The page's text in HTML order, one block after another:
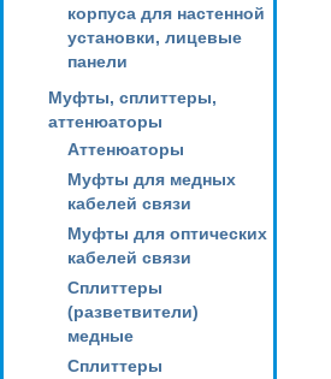
корпуса для настенной
установки, лицевые
панели
Муфты, сплиттеры,
аттенюаторы
Аттенюаторы
Муфты для медных
кабелей связи
Муфты для оптических
кабелей связи
Сплиттеры
(разветвители)
медные
Сплиттеры